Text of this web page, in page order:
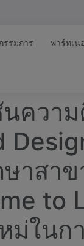
รมการ พาร์ทเน
ควา
าสาข
to
ม่ในก